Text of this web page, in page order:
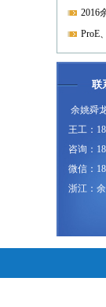
2016
联
余姚舜
王工：
咨询：
微信：
浙江：